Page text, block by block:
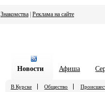
Знакомства Реклама на сайте
Новости Афиша
В Курске Общество